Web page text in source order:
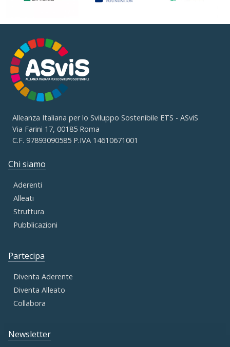
Alleanza Italiana per lo Sviluppo Sostenibile ETS - ASviS
Via Farini 17, 00185 Roma
C.F. 97893090585 P.IVA 14610671001
Chi siamo
Aderenti
Alleati
Struttura
Pubblicazioni
Partecipa
Diventa Aderente
Diventa Alleato
Collabora
Newsletter